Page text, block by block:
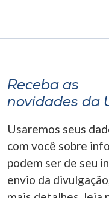
Receba as
novidades da
Usaremos seus
com você sobre
podem ser de seu
envio da